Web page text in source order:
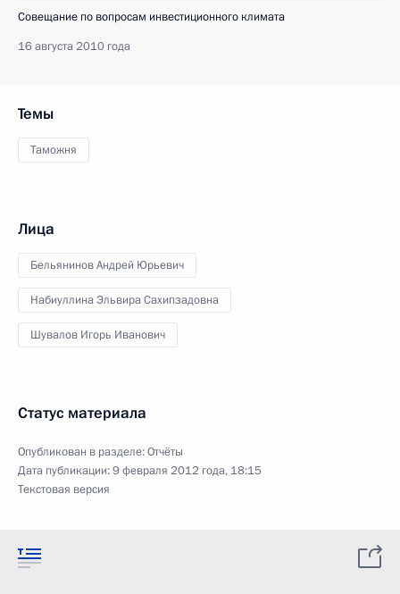
Совещание по вопросам инвестиционного климата
16 августа 2010 года
Темы
Таможня
Лица
Бельянинов Андрей Юрьевич
Набиуллина Эльвира Сахипзадовна
Шувалов Игорь Иванович
Статус материала
Опубликован в разделе:Отчёты
Дата публикации:9 февраля 2012 года, 18:15
Текстовая версия